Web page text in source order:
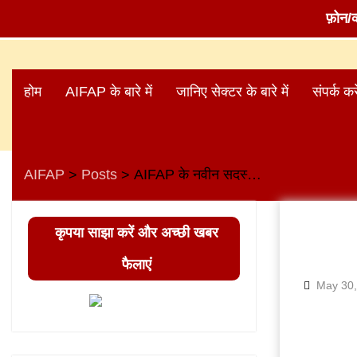
फ़ोन/
content
होम AIFAP के बारे में जानिए सेक्टर के बारे में संपर्क
AIFAP > Posts > AIFAP के नवीन सदस्य का स्वागत
May
कृपया साझा करें और अच्छी खबर
फैलाएं